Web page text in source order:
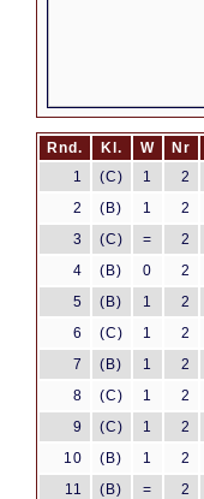
Rnd. Kl. W Nr
1
(C) 1 2
2
(B) 1 2
3
(C) = 2
4
(B) 0 2
5
(B) 1 2
6
(C) 1 2
7
(B) 1 2
8
(C) 1 2
9
(C) 1 2
10
(B) 1 2
11
(B) = 2